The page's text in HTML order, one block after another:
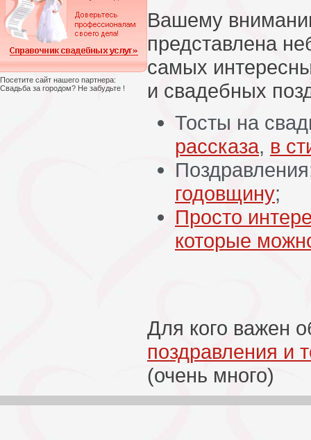
Посетите сайт нашего партнера:
Свадьба за городом? Не забудьте !
Вашему
представлена
самых
и свадебных
Тосты на
рассказа, в
годовщину;
Просто
которые
Для кого важен
поздравления и
(очень много)